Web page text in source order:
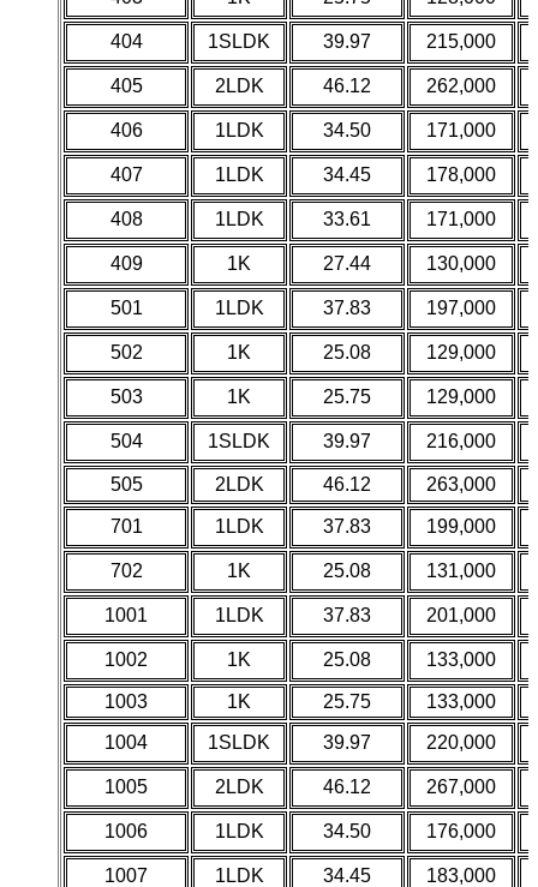
404 1SLDK 39.97 215,000
405 2LDK 46.12 262,000
406 1LDK 34.50 171,000
407 1LDK 34.45 178,000
408 1LDK 33.61 171,000
409 1K 27.44 130,000
501 1LDK 37.83 197,000
502 1K 25.08 129,000
503 1K 25.75 129,000
504 1SLDK 39.97 216,000
505 2LDK 46.12 263,000
701 1LDK 37.83 199,000
702 1K 25.08 131,000
1001 1LDK 37.83 201,000
1002 1K 25.08 133,000
1003 1K 25.75
133,000
1004
1SLDK 39.97 220,000
1005 2LDK 46.12 267,000
1006 1LDK 34.50 176,000
1007 1LDK 34.45 183,000